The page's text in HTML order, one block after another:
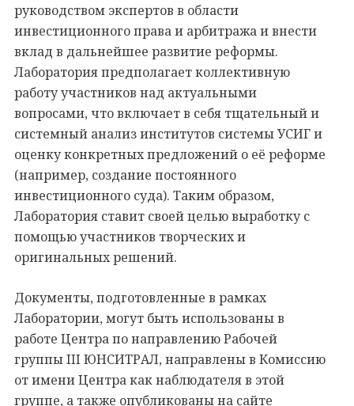
руководством экспертов в области
инвестиционного права и арбитража и внести
вклад в дальнейшее развитие реформы.
Лаборатория предполагает коллективную
работу участников над актуальными
вопросами, что включает в себя тщательный и
системный анализ институтов системы УСИГ и
оценку конкретных предложений о её реформе
(например, создание постоянного
инвестиционного суда). Таким образом,
Лаборатория ставит своей целью выработку с
помощью участников творческих и
оригинальных решений.
Документы, подготовленные в рамках
Лаборатории, могут быть использованы в
работе Центра по направлению Рабочей
группы III ЮНСИТРАЛ, направлены в Комиссию
от имени Центра как наблюдателя в этой
группе, а также опубликованы на сайте